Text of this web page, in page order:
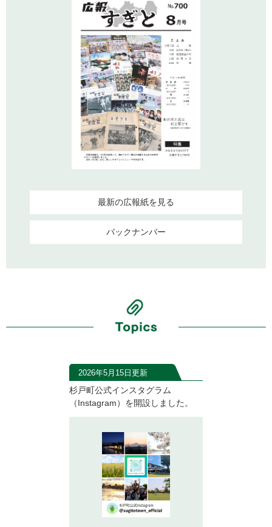
最新の広報紙を見る
バックナンバー
2026年5月15日更新
杉戸町公式インスタグラム
（Instagram）を開設しました。